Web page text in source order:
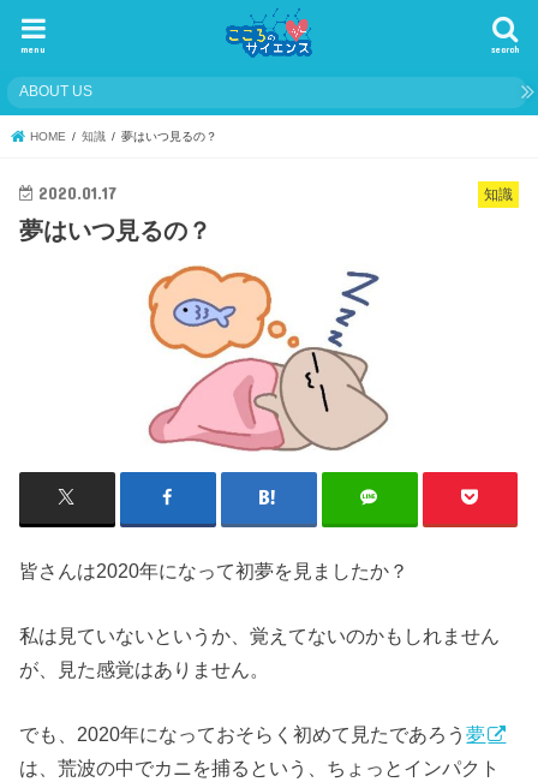
search
menu
ABOUT US
HOME 知識 夢はいつ見るの？
知識
2020.01.17
夢はいつ見るの？
皆さんは2020年になって初夢を見ましたか？
私は見ていないというか、覚えてないのかもしれません
が、見た感覚はありません。
でも、2020年になっておそらく初めて見たであろう夢
は、荒波の中でカニを捕るという、ちょっとインパクト